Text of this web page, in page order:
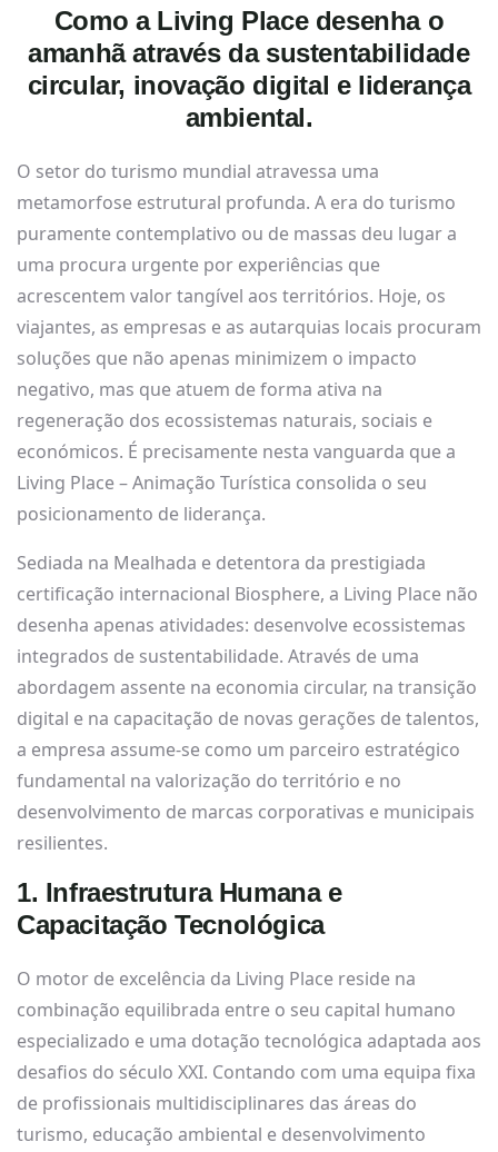
Como a Living Place desenha o
amanhã através da sustentabilidade
circular, inovação digital e liderança
ambiental.
O setor do turismo mundial atravessa uma
metamorfose estrutural profunda. A era do turismo
puramente contemplativo ou de massas deu lugar a
uma procura urgente por experiências que
acrescentem valor tangível aos territórios. Hoje, os
viajantes, as empresas e as autarquias locais procuram
soluções que não apenas minimizem o impacto
negativo, mas que atuem de forma ativa na
regeneração dos ecossistemas naturais, sociais e
económicos. É precisamente nesta vanguarda que a
Living Place – Animação Turística consolida o seu
posicionamento de liderança.
Sediada na Mealhada e detentora da prestigiada
certificação internacional Biosphere, a Living Place não
desenha apenas atividades: desenvolve ecossistemas
integrados de sustentabilidade. Através de uma
abordagem assente na economia circular, na transição
digital e na capacitação de novas gerações de talentos,
a empresa assume-se como um parceiro estratégico
fundamental na valorização do território e no
desenvolvimento de marcas corporativas e municipais
resilientes.
1. Infraestrutura Humana e
Capacitação Tecnológica
O motor de excelência da Living Place reside na
combinação equilibrada entre o seu capital humano
especializado e uma dotação tecnológica adaptada aos
desafios do século XXI. Contando com uma equipa fixa
de profissionais multidisciplinares das áreas do
turismo, educação ambiental e desenvolvimento